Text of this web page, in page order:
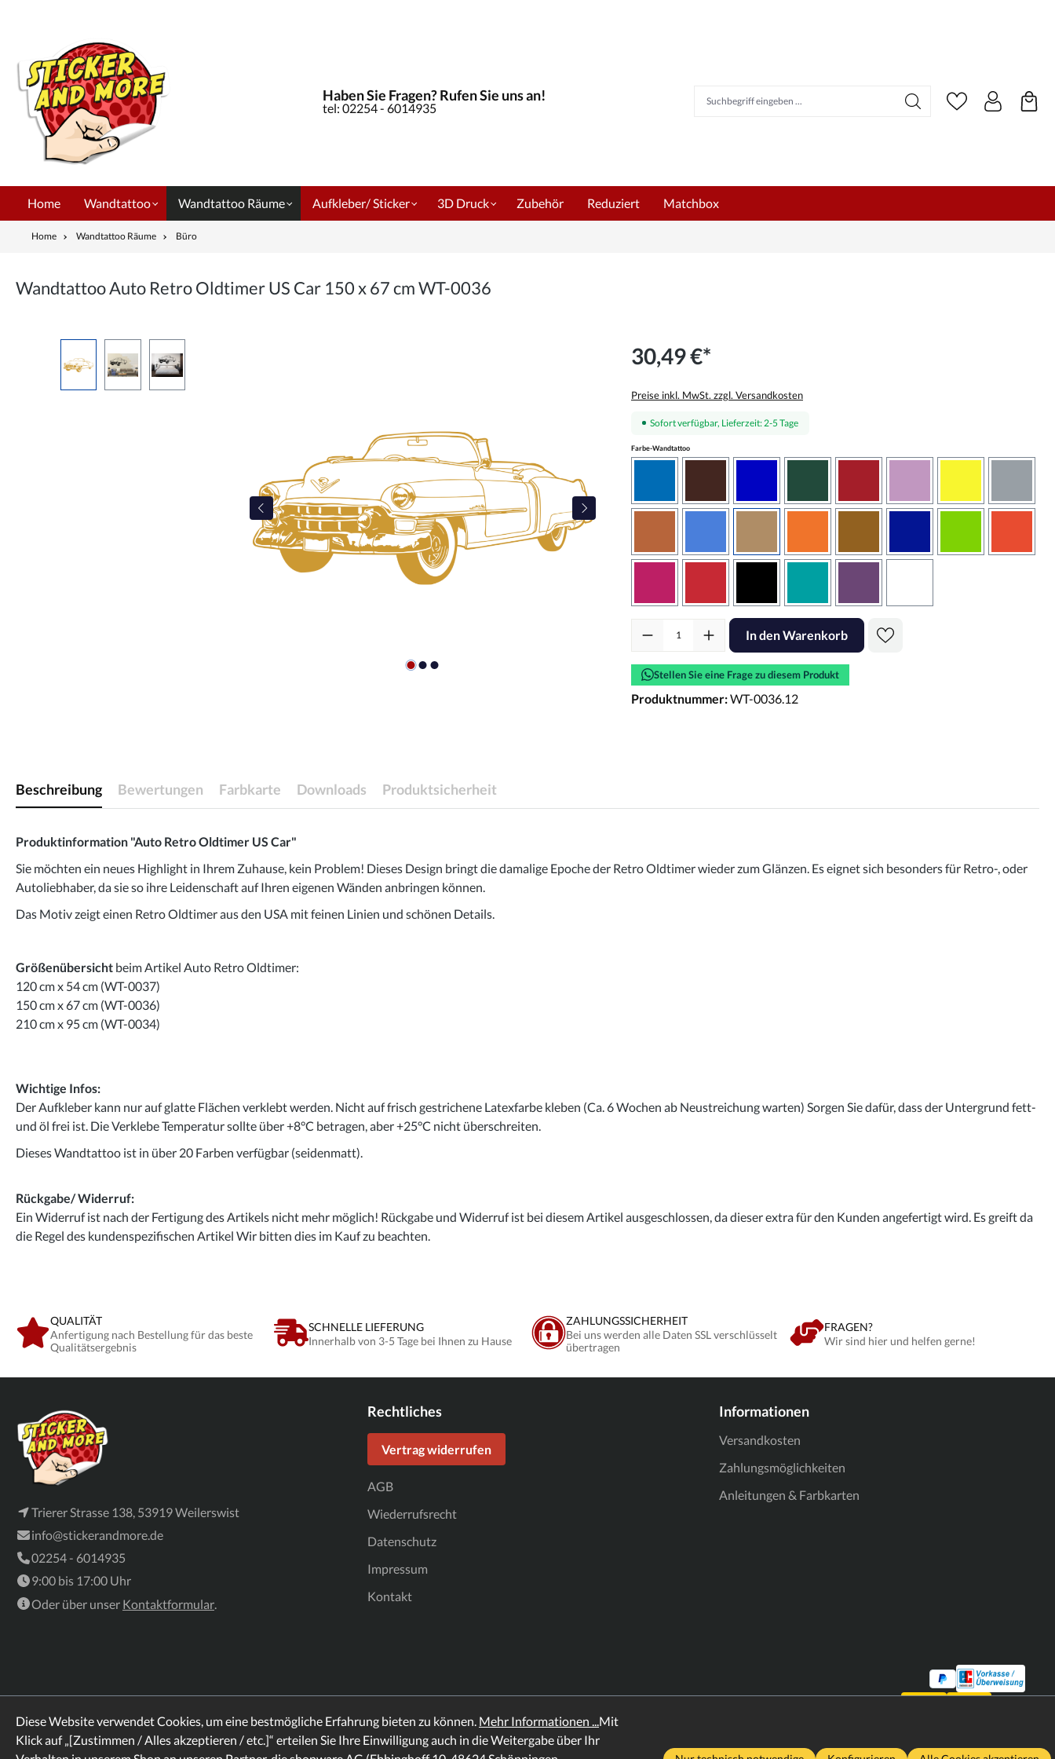
Haben Sie Fragen? Rufen Sie uns an!
tel: 02254 - 6014935
Home Wandtattoo Wandtattoo Räume Aufkleber/ Sticker 3D Druck Zubehör Reduziert Matchbox
Home Wandtattoo Räume Büro
Wandtattoo Auto Retro Oldtimer US Car 150 x 67 cm WT-0036
30,49 €*
Preise inkl. MwSt. zzgl. Versandkosten
Sofort verfügbar, Lieferzeit: 2-5 Tage
Farbe-Wandtattooauswählen
Produkt Anzahl: Gib den gewünschten Wert ein oder benutze die Schaltflächen
In den Warenkorb
Stellen Sie eine Frage zu diesem Produkt
Produktnummer:WT-0036.12
Beschreibung Bewertungen Farbkarte Downloads Produktsicherheit
Produktinformation "Auto Retro Oldtimer US Car"
Sie möchten ein neues Highlight in Ihrem Zuhause, kein Problem! Dieses Design bringt die damalige Epoche der Retro Oldtimer wieder zum Glänzen. Es eignet sich besonders für Retro-, oder
Autoliebhaber, da sie so ihre Leidenschaft auf Ihren eigenen Wänden anbringen können.
Das Motiv zeigt einen Retro Oldtimer aus den USA mit feinen Linien und schönen Details.
Größenübersicht beim Artikel Auto Retro Oldtimer:
120 cm x 54 cm (WT-0037)
150 cm x 67 cm (WT-0036)
210 cm x 95 cm (WT-0034)
Wichtige Infos:
Der Aufkleber kann nur auf glatte Flächen verklebt werden. Nicht auf frisch gestrichene Latexfarbe kleben (Ca. 6 Wochen ab Neustreichung warten) Sorgen Sie dafür, dass der Untergrund fett-
und öl frei ist. Die Verklebe Temperatur sollte über +8°C betragen, aber +25°C nicht überschreiten.
Dieses Wandtattoo ist in über 20 Farben verfügbar (seidenmatt).
Rückgabe/ Widerruf:
Ein Widerruf ist nach der Fertigung des Artikels nicht mehr möglich! Rückgabe und Widerruf ist bei diesem Artikel ausgeschlossen, da dieser extra für den Kunden angefertigt wird. Es greift da
die Regel des kundenspezifischen Artikel Wir bitten dies im Kauf zu beachten.
QUALITÄT
Anfertigung nach Bestellung für das beste
Qualitätsergebnis
SCHNELLE LIEFERUNG
Innerhalb von 3-5 Tage bei Ihnen zu Hause
ZAHLUNGSSICHERHEIT
Bei uns werden alle Daten SSL verschlüsselt
übertragen
FRAGEN?
Wir sind hier und helfen gerne!
Trierer Strasse 138, 53919 Weilerswist
info@stickerandmore.de
02254 - 6014935
9:00 bis 17:00 Uhr
Oder über unser Kontaktformular.
Rechtliches
Vertrag widerrufen
AGB
Wiederrufsrecht
Datenschutz
Impressum
Kontakt
Informationen
Versandkosten
Zahlungsmöglichkeiten
Anleitungen & Farbkarten
Diese Website verwendet Cookies, um eine bestmögliche Erfahrung bieten zu können. Mehr Informationen ...Mit
Klick auf „[Zustimmen / Alles akzeptieren / etc.]“ erteilen Sie Ihre Einwilligung auch in die Weitergabe über Ihr